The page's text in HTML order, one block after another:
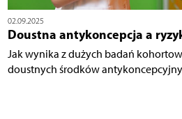
02.09.2025
Doustna antykoncepcja a
Jak wynika z dużych badań
doustnych środków